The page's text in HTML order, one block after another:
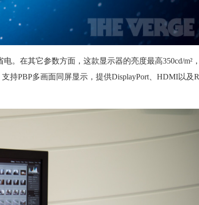
。在其它参数方面，这款显示器的亮度最高350cd/m²，
持PBP多画面同屏显示，提供DisplayPort、HDMI以及R